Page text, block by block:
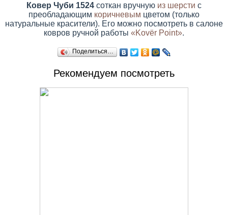
Ковер Чуби 1524 соткан вручную из шерсти с
преобладающим коричневым цветом (только
натуральные красители). Его можно посмотреть в салоне
ковров ручной работы «Kovёr Point».
Поделиться…
Рекомендуем посмотреть